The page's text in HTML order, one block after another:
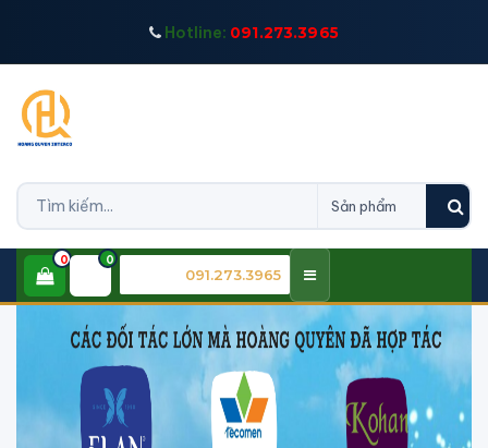
Hotline: 091.273.3965
0 0
091.273.3965